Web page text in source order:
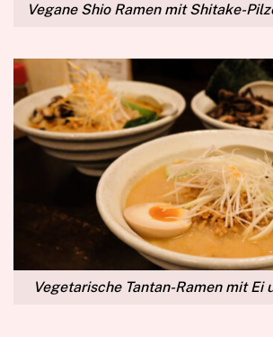
Vegane Shio Ramen mit Shitake-
Vegetarische Tantan-Ramen mit Ei